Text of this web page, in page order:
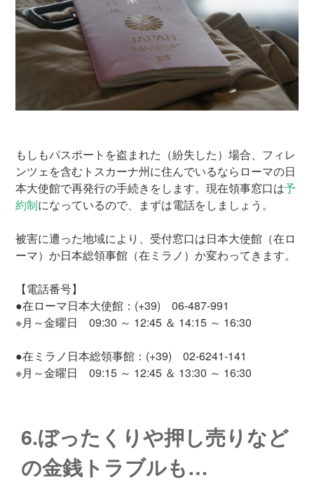
もしもパスポートを盗まれた（紛失した）場合、フィレ
ンツェを含むトスカーナ州に住んでいるならローマの日
本大使館で再発行の手続きをします。現在領事窓口は予
約制になっているので、まずは電話をしましょう。
被害に遭った地域により、受付窓口は日本大使館（在ロ
ーマ）か日本総領事館（在ミラノ）か変わってきます。
【電話番号】
●在ローマ日本大使館：(+39) 06-487-991
※月～金曜日 09:30 ～ 12:45 ＆ 14:15 ～ 16:30
●在ミラノ日本総領事館：(+39) 02-6241-141
※月～金曜日 09:15 ～ 12:45 ＆ 13:30 ～ 16:30
6.ぼったくりや押し売りなど
の金銭トラブルも…